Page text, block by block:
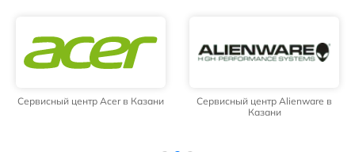
Сервисный центр Acer в Казани
Сервисный центр Alienware в
Казани